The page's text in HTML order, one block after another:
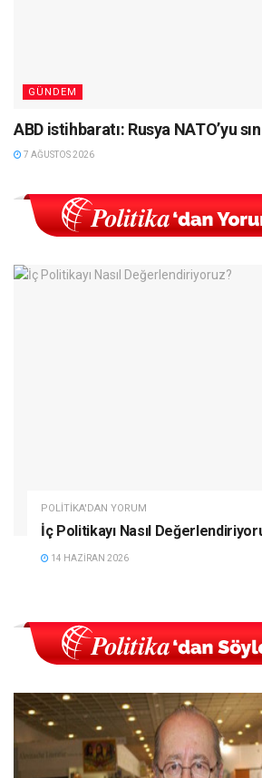
GÜNDEM
ABD istihbaratı: Rusya NATO’yu
7 AĞUSTOS 2026
POLITIKA'DAN YORUM
İç Politikayı Nasıl
14 HAZIRAN 2026